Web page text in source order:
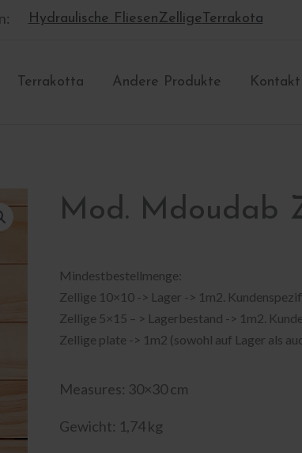
Hydraulische FliesenZellige Terrakota
Terrakotta Andere Produkte Kontakt
Mod. Mdoudab
Mindestbestellmenge:
Zellige 10×10 -> Lager -> 1m2.
Zellige 5×15 – > Lagerbestand -> 1m2.
Zellige plate -> 1m2 (sowohl auf Lager als
Measures: 30×30 cm
Gewicht: 1,74 kg